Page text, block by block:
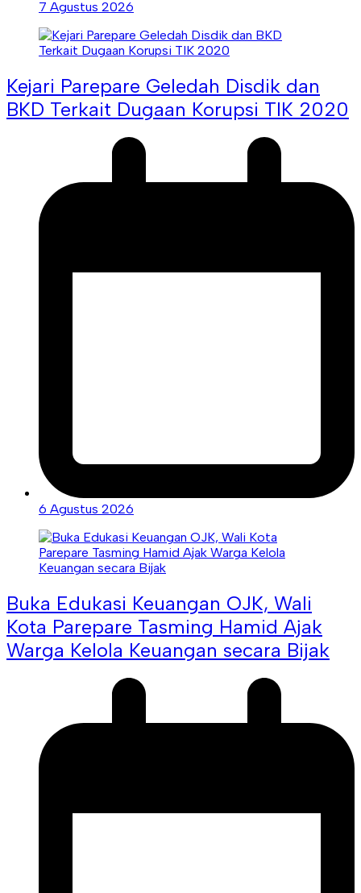
7 Agustus 2026
Kejari Parepare Geledah Disdik dan
BKD Terkait Dugaan Korupsi TIK 2020
6 Agustus 2026
Buka Edukasi Keuangan OJK, Wali
Kota Parepare Tasming Hamid Ajak
Warga Kelola Keuangan secara Bijak